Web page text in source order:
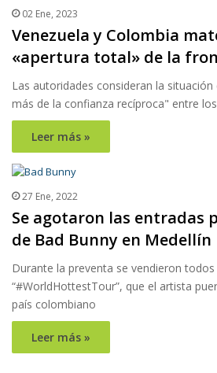
02 Ene, 2023
Venezuela y Colombia
«apertura total» de la
Las autoridades consideran la
más de la confianza recíproca" entre
Leer más »
27 Ene, 2022
Se agotaron las entradas
de Bad Bunny en Medellín
Durante la preventa se vendieron
“#WorldHottestTour”, que el artista
país colombiano
Leer más »